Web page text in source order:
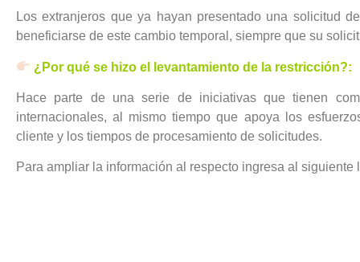
Los extranjeros que ya hayan presentado una solicitud
beneficiarse de este cambio temporal, siempre que su
¿Por qué se hizo el levantamiento de la restricción?:
Hace parte de una serie de iniciativas que tienen
internacionales, al mismo tiempo que apoya los
cliente y los tiempos de procesamiento de solicitudes.
Para ampliar la información al respecto ingresa al siguiente